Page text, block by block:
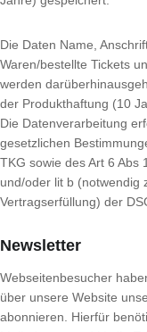
Die Daten Name,
Waren/bestellte Tickets
werden
der Produkthaftung (10
Die Datenverarbeitung
gesetzlichen
TKG sowie des Art 6 Abs
und/oder lit b (notwendig
Vertragserfüllung) der
Newsletter
Webseitenbesucher
über unsere Website
abonnieren. Hierfür